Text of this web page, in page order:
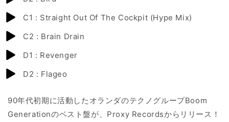
C1 : Straight Out Of The Cockpit (Hype Mix)
C2 : Brain Drain
D1 : Revenger
D2 : Flageo
90年代初期に活動したオランダのテクノグループBoom
Generationのベスト盤が、Proxy Recordsからリリース！